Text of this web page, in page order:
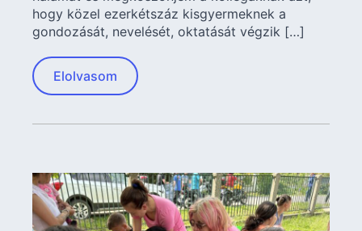
hogy közel ezerkétszáz kisgyermeknek a
gondozását, nevelését, oktatását végzik […]
Elolvasom